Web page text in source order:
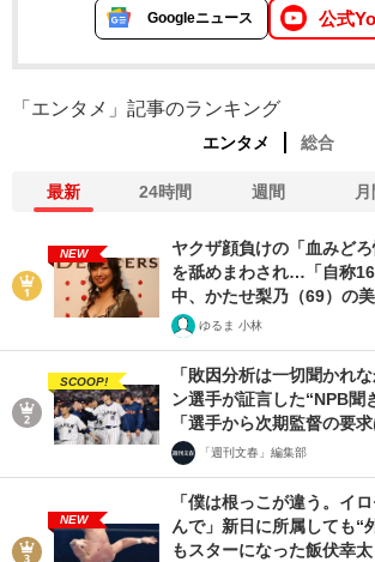
Googleニュース 公式
「エンタメ」記事のランキング
エンタメ 総合
最新 24時間 週間 月
NEW
ヤクザ顔負けの「血みど
を舐めまわされ…「自称
中、かたせ梨乃（69）の
ゆるま 小林
SCOOP!
「敗因分析は一切聞かれ
ン選手が証言した“NPB聞
「選手から次期監督の要
「週刊文春」編集部
NEW
「僕は根っこが違う。イ
んで」新日に所属しても
もスターになった飯伏幸